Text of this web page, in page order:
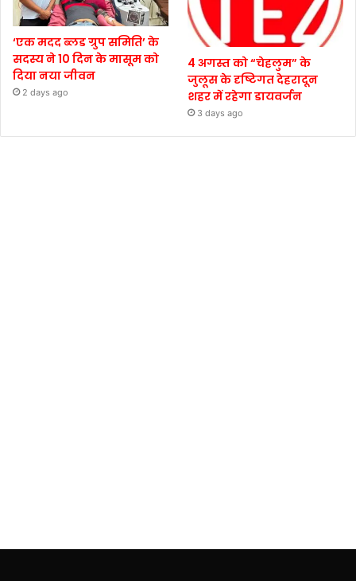
‘एक मदद ब्लड ग्रुप समिति’ के
सदस्य ने 10 दिन के मासूम को
दिया नया जीवन
2 days ago
4 अगस्त को “चेहलुम” के
जुलूस के दृष्टिगत देहरादून
शहर में रहेगा डायवर्जन
3 days ago